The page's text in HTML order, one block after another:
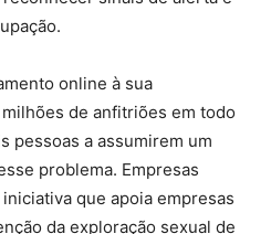
online à sua
de anfitriões em todo
pessoas a assumirem um
problema. Empresas
que apoia empresas
da exploração sexual de